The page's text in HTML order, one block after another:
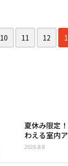
10 11 12
夏休み限定
わえる室内
2026.8.8